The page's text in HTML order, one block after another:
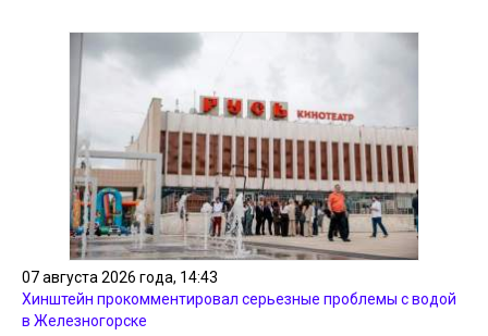
07 августа 2026 года, 14:43
Хинштейн прокомментировал серьезные проблемы с водой
в Железногорске